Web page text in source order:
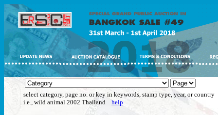
select category, page no. or key in keywords, stamp type, year, or country
i.e., wild animal 2002 Thailand help